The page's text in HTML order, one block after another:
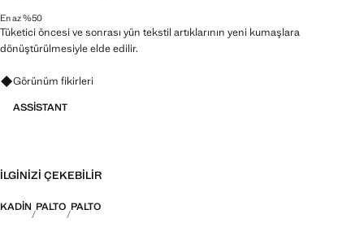
En az %50
Tüketici öncesi ve sonrası yün tekstil artıklarının yeni kumaşlara
dönüştürülmesiyle elde edilir.
Görünümler, ürünler ve trendler hakkında sorular sorun
Görünüm fikirleri
ASSISTANT
İLGINIZI ÇEKEBILIR
KADIN PALTO PALTO